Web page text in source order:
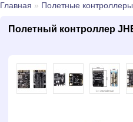
Главная » Полетные
Полетный контроллер